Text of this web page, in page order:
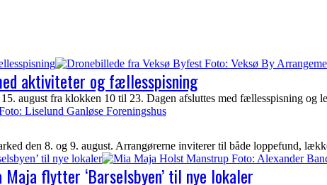
aktiviteter og fællesspisning
august fra klokken 10 til 23. Dagen afsluttes med fællesspisning og
den 8. og 9. august. Arrangørerne inviterer til både loppefund,
til nye lokaler
flytter ‘Barselsbyen’ til nye lokaler